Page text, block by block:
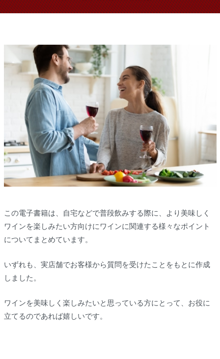
この電子書籍は、自宅などで普段飲みする際に、より美味しく
ワインを楽しみたい方向けにワインに関連する様々なポイント
についてまとめています。
いずれも、実店舗でお客様から質問を受けたことをもとに作成
しました。
ワインを美味しく楽しみたいと思っている方にとって、お役に
立てるのであれば嬉しいです。